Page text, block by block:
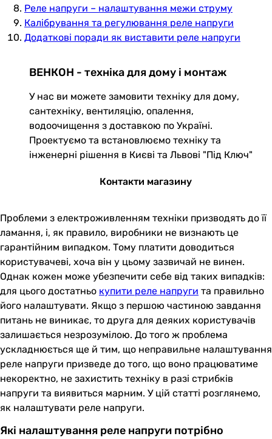
Реле напруги – налаштування межи струму
Калібрування та регулювання реле напруги
Додаткові поради як виставити реле напруги
ВЕНКОН - техніка для дому і монтаж
У нас ви можете замовити техніку для дому,
сантехніку, вентиляцію, опалення,
водоочищення з доставкою по Україні.
Проектуємо та встановлюємо техніку та
інженерні рішення в Києві та Львові "Під Ключ"
Контакти магазину
Проблеми з електроживленням техніки призводять до її
ламання, і, як правило, виробники не визнають це
гарантійним випадком. Тому платити доводиться
користувачеві, хоча він у цьому зазвичай не винен.
Однак кожен може убезпечити себе від таких випадків:
для цього достатньо купити реле напруги та правильно
його налаштувати. Якщо з першою частиною завдання
питань не виникає, то друга для деяких користувачів
залишається незрозумілою. До того ж проблема
ускладнюється ще й тим, що неправильне налаштування
реле напруги призведе до того, що воно працюватиме
некоректно, не захистить техніку в разі стрибків
напруги та виявиться марним. У цій статті розглянемо,
як налаштувати реле напруги.
Які налаштування реле напруги потрібно